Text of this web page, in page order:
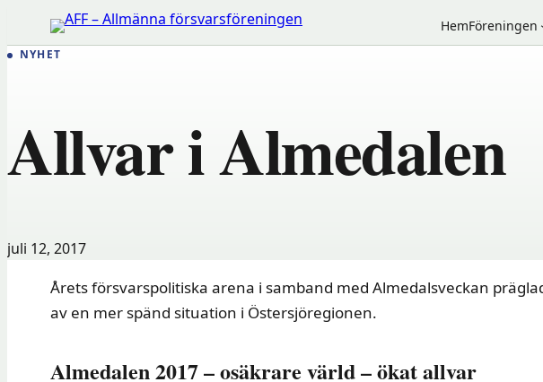
Hoppa
innehåll
HemFöreningen
NYHET
Allvar i Almedalen
juli 12, 2017
Årets försvarspolitiska arena i samband med Almedalsveckan
av en mer spänd situation i Östersjöregionen.
Almedalen 2017 – osäkrare värld – ökat allvar